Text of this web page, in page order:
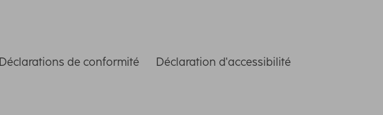
Déclarations de conformité
Déclaration d'accessibilité